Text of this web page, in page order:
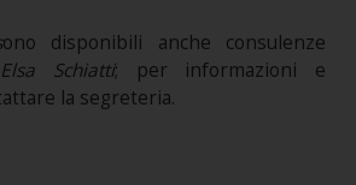
ono disponibili anche consulenze
Elsa Schiatti; per informazioni e
la segreteria.